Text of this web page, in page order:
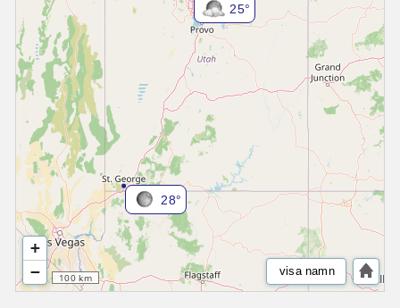
25°
28°
+
−
100 km visa namn